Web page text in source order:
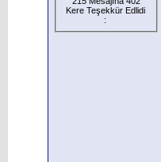
Kere Teşekkür Edlidi
: